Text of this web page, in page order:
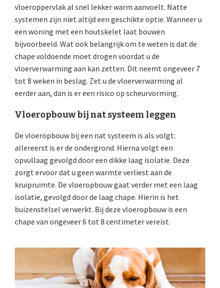
vloeroppervlak al snel lekker warm aanvoelt. Natte
systemen zijn niet altijd een geschikte optie. Wanneer u
een woning met een houtskelet laat bouwen
bijvoorbeeld. Wat ook belangrijk om te weten is dat de
chape voldoende moet drogen voordat u de
vloerverwarming aan kan zetten. Dit neemt ongeveer 7
tot 8 weken in beslag. Zet u de vloerverwarming al
eerder aan, dan is er een risico op scheurvorming.
Vloeropbouw bij nat systeem leggen
De vloeropbouw bij een nat systeem is als volgt:
allereerst is er de ondergrond. Hierna volgt een
opvullaag gevolgd door een dikke laag isolatie. Deze
zorgt ervoor dat u geen warmte verliest aan de
kruipruimte. De vloeropbouw gaat verder met een laag
isolatie, gevolgd door de laag chape. Hierin is het
buizenstelsel verwerkt. Bij deze vloeropbouw is een
chape van ongeveer 6 tot 8 centimeter vereist.